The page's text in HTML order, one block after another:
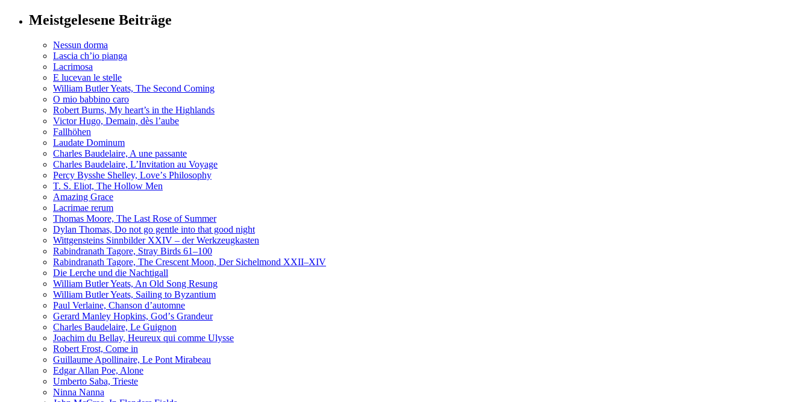
Meistgelesene Beiträge
Nessun dorma
Lascia ch’io pianga
Lacrimosa
E lucevan le stelle
William Butler Yeats, The Second Coming
O mio babbino caro
Robert Burns, My heart’s in the Highlands
Victor Hugo, Demain, dès l’aube
Fallhöhen
Laudate Dominum
Charles Baudelaire, A une passante
Charles Baudelaire, L’Invitation au Voyage
Percy Bysshe Shelley, Loveʼs Philosophy
T. S. Eliot, The Hollow Men
Amazing Grace
Lacrimae rerum
Thomas Moore, The Last Rose of Summer
Dylan Thomas, Do not go gentle into that good night
Wittgensteins Sinnbilder XXIV – der Werkzeugkasten
Rabindranath Tagore, Stray Birds 61–100
Rabindranath Tagore, The Crescent Moon, Der Sichelmond XXII–XIV
Die Lerche und die Nachtigall
William Butler Yeats, An Old Song Resung
William Butler Yeats, Sailing to Byzantium
Paul Verlaine, Chanson d’automne
Gerard Manley Hopkins, Godʼs Grandeur
Charles Baudelaire, Le Guignon
Joachim du Bellay, Heureux qui comme Ulysse
Robert Frost, Come in
Guillaume Apollinaire, Le Pont Mirabeau
Edgar Allan Poe, Alone
Umberto Saba, Trieste
Ninna Nanna